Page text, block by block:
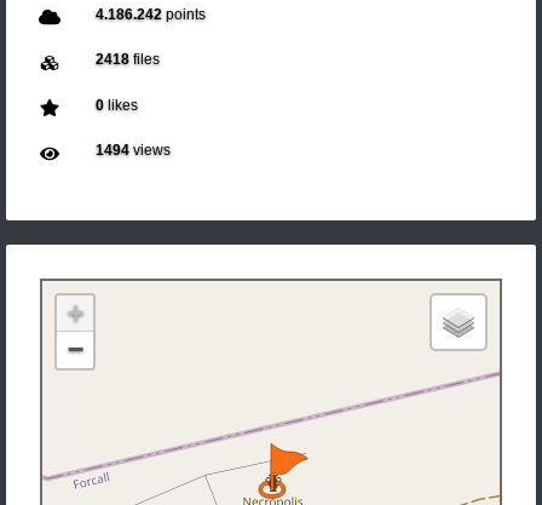
4.186.242points
2418files
0likes
1494views
+
−